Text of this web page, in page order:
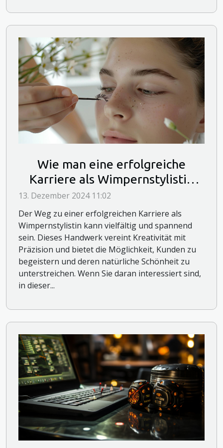
Wie man eine erfolgreiche
Karriere als Wimpernstylistin
startet
13. Dezember 2024 11:02
Der Weg zu einer erfolgreichen Karriere als
Wimpernstylistin kann vielfältig und spannend
sein. Dieses Handwerk vereint Kreativität mit
Präzision und bietet die Möglichkeit, Kunden zu
begeistern und deren natürliche Schönheit zu
unterstreichen. Wenn Sie daran interessiert sind,
in dieser...